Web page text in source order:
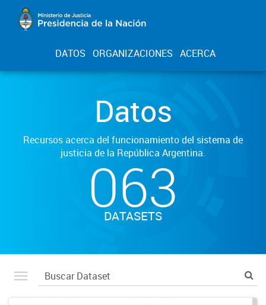
DATOS ORGANIZACIONES ACERCA
Datos
Recursos acerca del funcionamiento del sistema de
justicia de la República Argentina.
063
DATASETS